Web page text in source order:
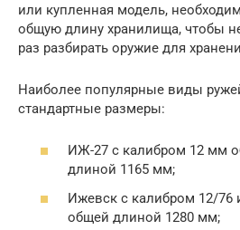
или купленная модель,
общую длину хранилища, чтобы
раз разбирать оружие для
Наиболее популярные виды
стандартные размеры:
ИЖ-27 с калибром 12 мм
длиной 1165 мм;
Ижевск с калибром 12/76
общей длиной 1280 мм;